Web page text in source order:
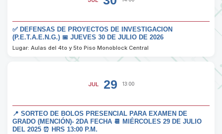
✅ DEFENSAS DE PROYECTOS DE INVESTIGACION
(P.E.T.A.E.N.G.) 📅 JUEVES 30 DE JULIO DE 2026
Lugar: Aulas del 4to y 5to Piso Monoblock Central
JUL 29 13:00
📍 SORTEO DE BOLOS PRESENCIAL PARA EXAMEN DE
GRADO (MENCIÓN)- 2DA FECHA 📆 MIÉRCOLES 29 DE JULIO
DEL 2025 ⏰ HRS 13:00 P.M.